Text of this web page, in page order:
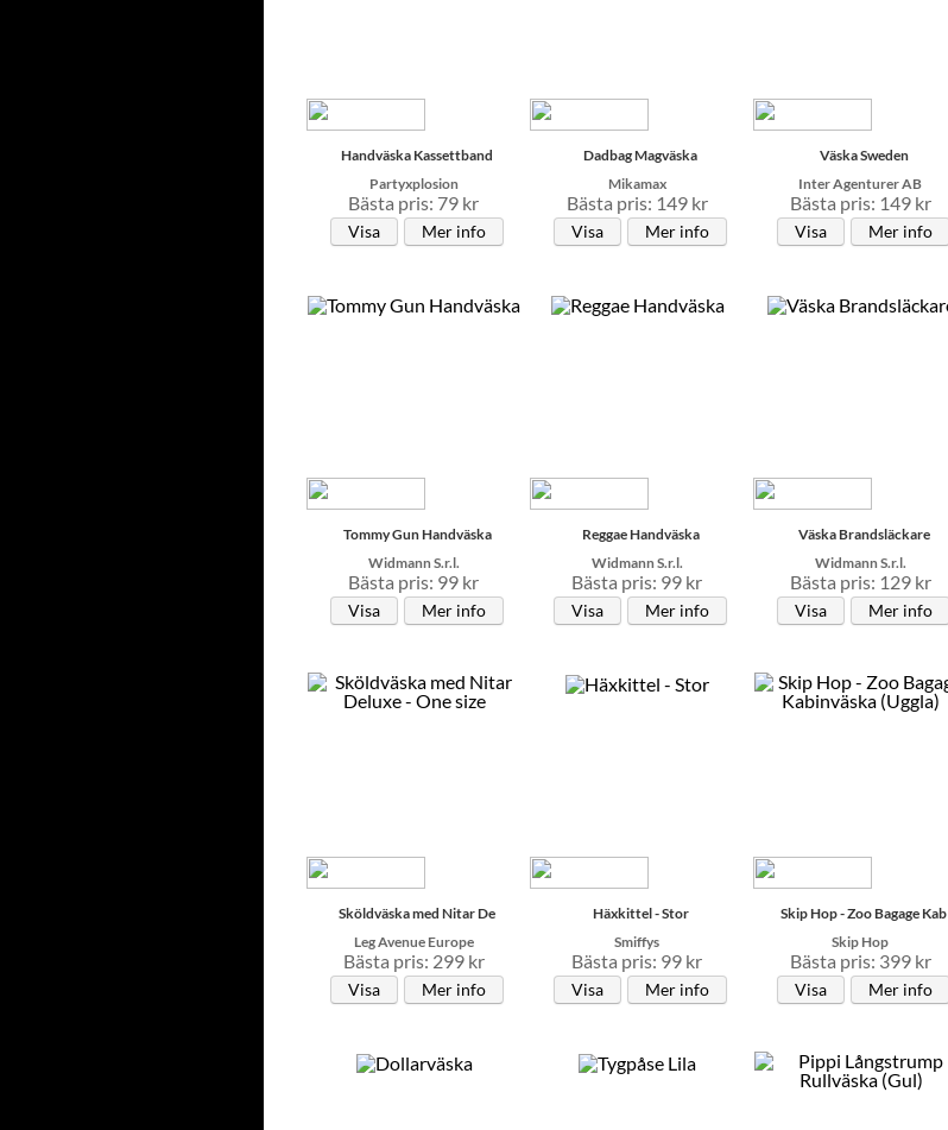
Handväska Kassettband
Partyxplosion
Bästa pris: 79 kr
Visa Mer info
Dadbag Magväska
Mikamax
Bästa pris: 149 kr
Visa Mer info
Väska Sweden
Inter Agenturer AB
Bästa pris: 149 kr
Visa Mer info
Tommy Gun Handväska
Widmann S.r.l.
Bästa pris: 99 kr
Visa Mer info
Reggae Handväska
Widmann S.r.l.
Bästa pris: 99 kr
Visa Mer info
Väska Brandsläckare
Widmann S.r.l.
Bästa pris: 129 kr
Visa Mer info
Sköldväska med Nitar De
Leg Avenue Europe
Bästa pris: 299 kr
Visa Mer info
Häxkittel - Stor
Smiffys
Bästa pris: 99 kr
Visa Mer info
Skip Hop - Zoo Bagage Kab
Skip Hop
Bästa pris: 399 kr
Visa Mer info